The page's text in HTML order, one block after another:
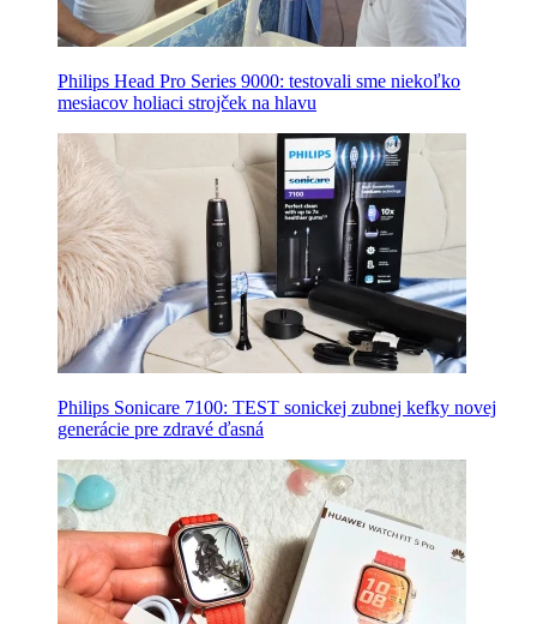
Philips Head Pro Series 9000: testovali sme niekoľko
mesiacov holiaci strojček na hlavu
Philips Sonicare 7100: TEST sonickej zubnej kefky novej
generácie pre zdravé ďasná